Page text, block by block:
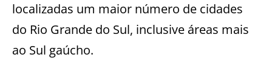
localizadas um maior número de cidades
do Rio Grande do Sul, inclusive áreas mais
ao Sul gaúcho.